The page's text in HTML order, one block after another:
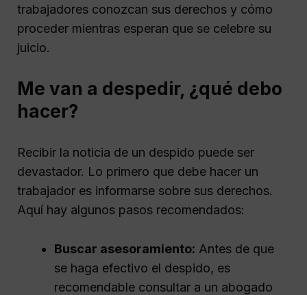
trabajadores conozcan sus derechos y cómo
proceder mientras esperan que se celebre su
juicio.
Me van a despedir, ¿qué debo
hacer?
Recibir la noticia de un despido puede ser
devastador. Lo primero que debe hacer un
trabajador es informarse sobre sus derechos.
Aquí hay algunos pasos recomendados:
Buscar asesoramiento: Antes de que
se haga efectivo el despido, es
recomendable consultar a un abogado